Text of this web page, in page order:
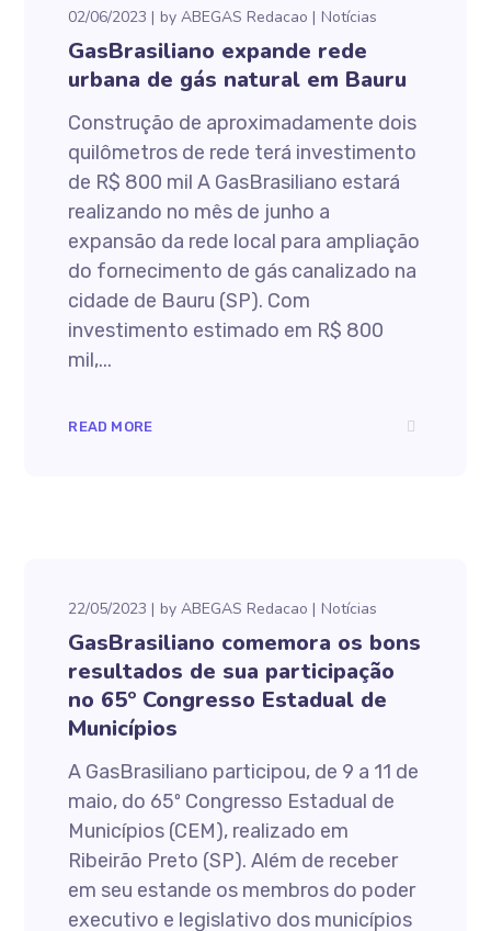
02/06/2023 byABEGAS Redacao Notícias
GasBrasiliano expande rede
urbana de gás natural em Bauru
Construção de aproximadamente dois
quilômetros de rede terá investimento
de R$ 800 mil A GasBrasiliano estará
realizando no mês de junho a
expansão da rede local para ampliação
do fornecimento de gás canalizado na
cidade de Bauru (SP). Com
investimento estimado em R$ 800
mil,...
READ MORE
22/05/2023 byABEGAS Redacao Notícias
GasBrasiliano comemora os bons
resultados de sua participação
no 65º Congresso Estadual de
Municípios
A GasBrasiliano participou, de 9 a 11 de
maio, do 65º Congresso Estadual de
Municípios (CEM), realizado em
Ribeirão Preto (SP). Além de receber
em seu estande os membros do poder
executivo e legislativo dos municípios